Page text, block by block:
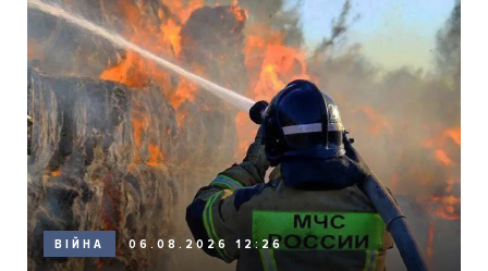
ВІЙНА 06.08.2026 12:26